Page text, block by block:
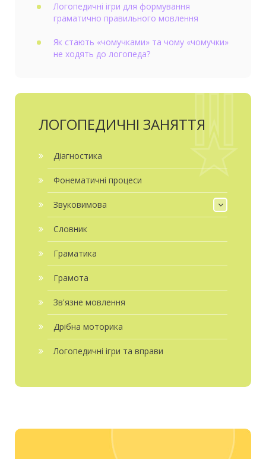
Логопедичні ігри для формування
граматично правильного мовлення
Як стають «чомучками» та чому «чомучки»
не ходять до логопеда?
ЛОГОПЕДИЧНІ ЗАНЯТТЯ
Діагностика
Фонематичні процеси
Звуковимова
Словник
Граматика
Грамота
Зв'язне мовлення
Дрібна моторика
Логопедичні ігри та вправи